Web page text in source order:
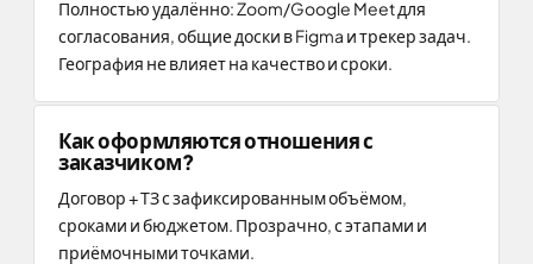
Полностью удалённо: Zoom/Google Meet для
согласования, общие доски в Figma и трекер задач.
География не влияет на качество и сроки.
Как оформляются отношения с
заказчиком?
Договор + ТЗ с зафиксированным объёмом,
сроками и бюджетом. Прозрачно, с этапами и
приёмочными точками.